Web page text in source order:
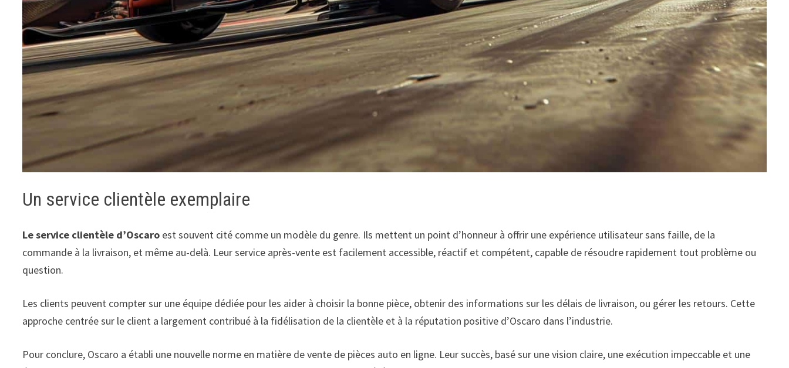
Un service clientèle exemplaire
Le service clientèle d’Oscaro est souvent cité comme un modèle du genre. Ils mettent un point d’honneur à offrir une expérience utilisateur sans faille, de la
commande à la livraison, et même au-delà. Leur service après-vente est facilement accessible, réactif et compétent, capable de résoudre rapidement tout problème ou
question.
Les clients peuvent compter sur une équipe dédiée pour les aider à choisir la bonne pièce, obtenir des informations sur les délais de livraison, ou gérer les retours. Cette
approche centrée sur le client a largement contribué à la fidélisation de la clientèle et à la réputation positive d’Oscaro dans l’industrie.
Pour conclure, Oscaro a établi une nouvelle norme en matière de vente de pièces auto en ligne. Leur succès, basé sur une vision claire, une exécution impeccable et une